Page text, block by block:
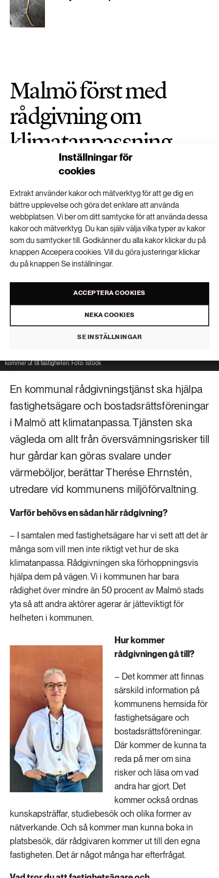
Inställningar för
cookies
Extrakt använder kakor och mätverktyg för att ge dig en
bättre upplevelse och göra det enklare att använda
webbplatsen. Vi ber om ditt samtycke för att använda dessa
kakor och mätverktyg. Du kan själv välja vilka typer av kakor
som du samtycker till. Godkänner du alla kakor klickar du på
knappen Accepera cookies. Vill du göra justeringar klickar
du på knappen Se inställningar.
ACCEPTERA COOKIES
NEKA COOKIES
SE INSTÄLLNINGAR
Malmö först med
rådgivning om
klimatanpassning
kommer ut till fastigheten. Foto: Istock
En kommunal rådgivningstjänst ska hjälpa
fastighetsägare och bostadsrättsföreningar
i Malmö att klimatanpassa. Tjänsten ska
vägleda om allt från översvämningsrisker till
hur gårdar kan göras svalare under
värmeböljor, berättar Therése Ehrnstén,
utredare vid kommunens miljöförvaltning.
Varför behövs en sådan här rådgivning?
– I samtalen med fastighetsägare har vi sett att det är
många som vill men inte riktigt vet hur de ska
klimatanpassa. Rådgivningen ska förhoppningsvis
hjälpa dem på vägen. Vi i kommunen har bara
rådighet över mindre än 50 procent av Malmö stads
yta så att andra aktörer agerar är jätteviktigt för
helheten i kommunen.
Hur kommer
rådgivningen gå till?
– Det kommer att finnas
särskild information på
kommunens hemsida för
fastighetsägare och
bostadsrättsföreningar.
Där kommer de kunna ta
reda på mer om sina
risker och läsa om vad
andra har gjort. Det
kommer också ordnas
kunskapsträffar, studiebesök och olika former av
nätverkande. Och så kommer man kunna boka in
platsbesök, där rådgivaren kommer ut till den egna
fastigheten. Det är något många har efterfrågat.